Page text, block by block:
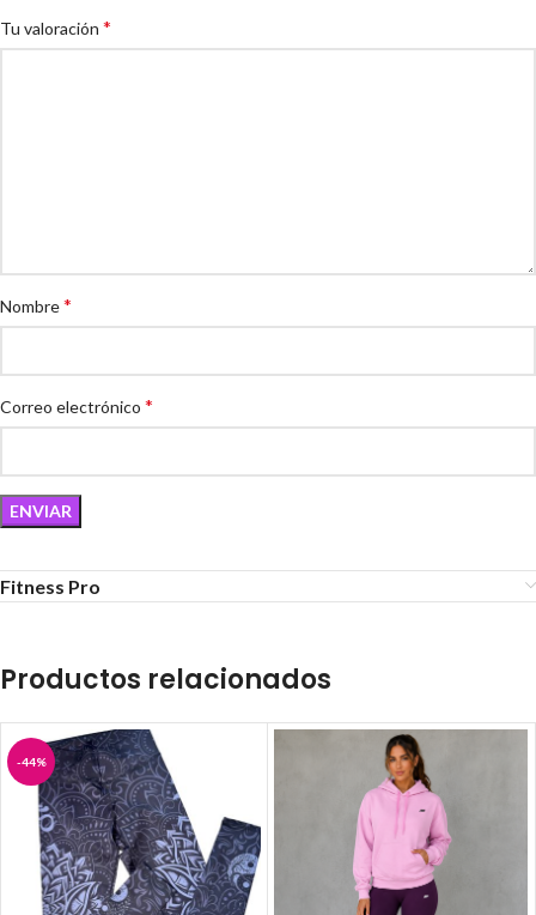
Tu valoración *
Nombre*
Correo electrónico *
Fitness Pro
Productos relacionados
-44%